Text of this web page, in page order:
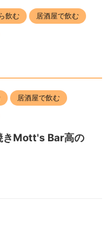
飲む 居酒屋で飲む
居酒屋で飲む
きMott's Bar高の